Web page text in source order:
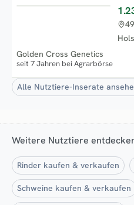
Golden Cross Genetics
seit 7 Jahren bei Agrarbörse
Alle Nutztiere-Inserate
Weitere Nutztiere
Rinder kaufen & verkaufen
Schweine kaufen & verkaufen